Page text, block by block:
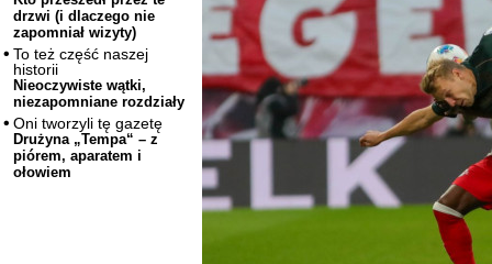
drzwi (i dlaczego nie
zapomniał wizyty)
To też część naszej
historii
Nieoczywiste wątki,
niezapomniane rozdziały
Oni tworzyli tę gazetę
Drużyna „Tempa“ – z
piórem, aparatem i
ołowiem